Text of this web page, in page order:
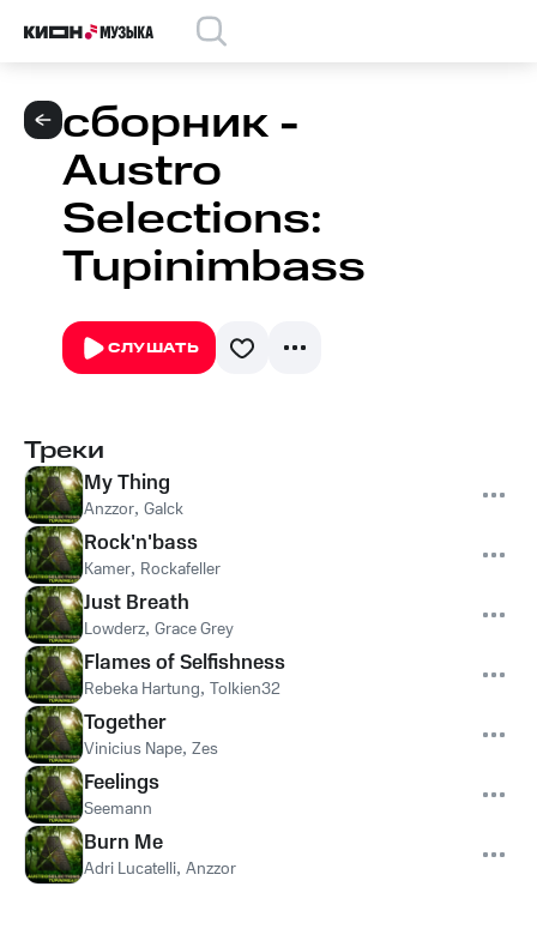
сборник -
Austro
Selections:
Tupinimbass
СЛУШАТЬ
Треки
My Thing
Anzzor, Galck
Rock'n'bass
Kamer, Rockafeller
Just Breath
Lowderz, Grace Grey
Flames of Selfishness
Rebeka Hartung, Tolkien32
Together
Vinicius Nape, Zes
Feelings
Seemann
Burn Me
Adri Lucatelli, Anzzor